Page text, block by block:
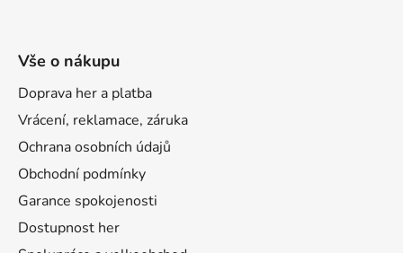
Vše o nákupu
Doprava her a platba
Vrácení, reklamace, záruka
Ochrana osobních údajů
Obchodní podmínky
Garance spokojenosti
Dostupnost her